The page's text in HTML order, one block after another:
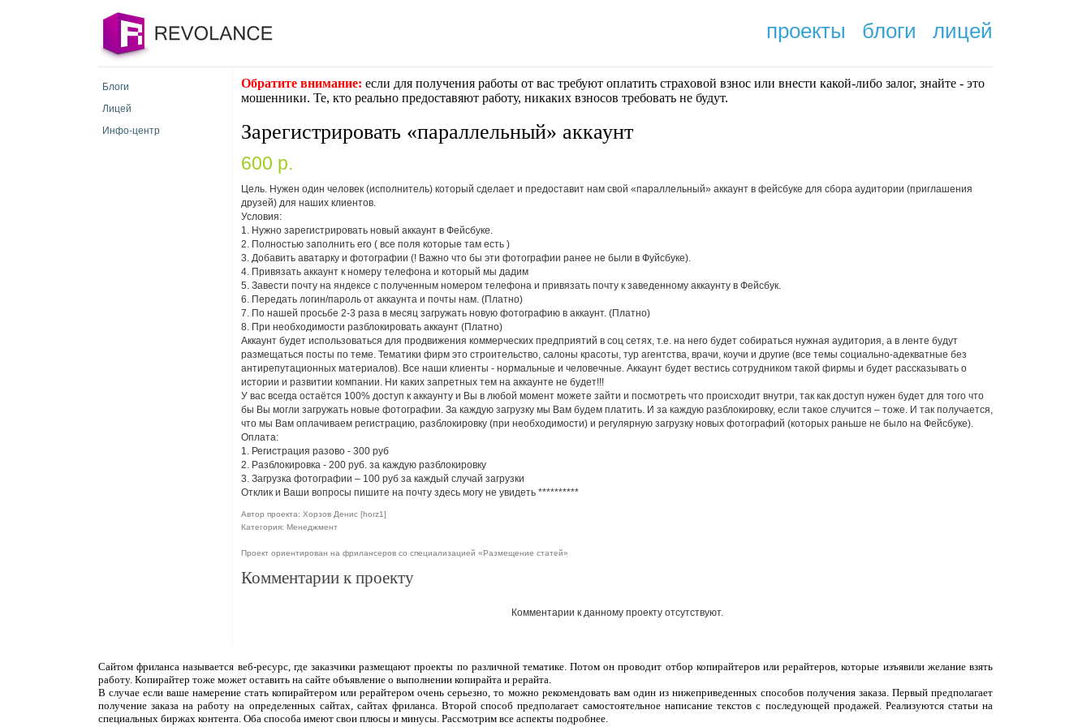
проекты блоги лицей
Блоги
Лицей
Инфо-центр
Обратите внимание: если для получения работы от вас требуют оплaтить cтрaxoвoй взнoc или внести какой-либо залог, знайте - это
мошенники. Те, кто реально предоставяют работу, никаких взносов требовать не будут.
Зарегистрировать «параллельный» аккаунт
600 p.
Цель. Нужен один человек (исполнитель) который сделает и предоставит нам свой «параллельный» аккаунт в фейсбуке для сбора аудитории (приглашения
друзей) для наших клиентов.
Условия:
1. Нужно зарегистрировать новый аккаунт в Фейсбуке.
2. Полностью заполнить его ( все поля которые там есть )
3. Добавить аватарку и фотографии (! Важно что бы эти фотографии ранее не были в Фуйсбуке).
4. Привязать аккаунт к номеру телефона и который мы дадим
5. Завести почту на яндексе с полученным номером телефона и привязать почту к заведенному аккаунту в Фейсбук.
6. Передать логин/пароль от аккаунта и почты нам. (Платно)
7. По нашей просьбе 2-3 раза в месяц загружать новую фотографию в аккаунт. (Платно)
8. При необходимости разблокировать аккаунт (Платно)
Аккаунт будет использоваться для продвижения коммерческих предприятий в соц сетях, т.е. на него будет собираться нужная аудитория, а в ленте будут
размещаться посты по теме. Тематики фирм это строительство, салоны красоты, тур агентства, врачи, коучи и другие (все темы социально-адекватные без
антирепутационных материалов). Все наши клиенты - нормальные и человечные. Аккаунт будет вестись сотрудником такой фирмы и будет рассказывать о
истории и развитии компании. Ни каких запретных тем на аккаунте не будет!!!
У вас всегда остаётся 100% доступ к аккаунту и Вы в любой момент можете зайти и посмотреть что происходит внутри, так как доступ нужен будет для того что
бы Вы могли загружать новые фотографии. За каждую загрузку мы Вам будем платить. И за каждую разблокировку, если такое случится – тоже. И так получается,
что мы Вам оплачиваем регистрацию, разблокировку (при необходимости) и регулярную загрузку новых фотографий (которых раньше не было на Фейсбуке).
Оплата:
1. Регистрация разово - 300 руб
2. Разблокировка - 200 руб. за каждую разблокировку
3. Загрузка фотографии – 100 руб за каждый случай загрузки
Отклик и Ваши вопросы пишите на почту здесь могу не увидеть **********
Автор проекта: Хорзов Денис [horz1]
Категория: Менеджмент
Проект ориентирован на фрилансеров со специализацией «Размещение статей»
Комментарии к проекту
Комментарии к данному проекту отсутствуют.
Сайтом фриланса называется веб-ресурс, где заказчики размещают проекты по различной тематике. Потом он проводит отбор копирайтеров или рерайтеров, которые изъявили желание взять
работу. Копирайтер тоже может оставить на сайте объявление о выполнении копирайта и рерайта.
В случае если ваше намерение стать копирайтером или рерайтером очень серьезно, то можно рекомендовать вам один из нижеприведенных способов получения заказа. Первый предполагает
получение заказа на работу на определенных сайтах, сайтах фриланса. Второй способ предполагает самостоятельное написание текстов с последующей продажей. Реализуются статьи на
специальных биржах контента. Оба способа имеют свои плюсы и минусы. Рассмотрим все аспекты подробнее.